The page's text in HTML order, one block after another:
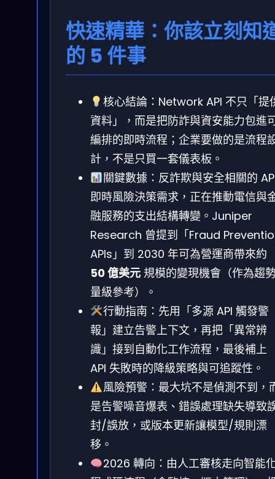
快速精華：你該立刻知
的 5 件事
核心結論：Network API 不只「提
資料」，而是把防詐與資安能力包進
編排的即時流程；企業要做的是流程
計，不是只買一套儀表板。
關鍵數據：反詐欺與安全相關的
即時風險決策需求，正在推動電信與
融服務的支出結構轉變。Juniper
Research 曾提到「Fraud
APIs」到 2030 年可為營運商帶來約
50 億美元 規模的變現機會（作為趨
量級參考）。
行動指南：先用「多源 API 觸發警
報」建立告警上下文，再把「異常辨
識」接到自動化工作流程，最後補上
API 失敗時的降級策略與可追蹤性。
風險預警：最大坑不是偵測不到，
是告警噪音爆表、錯誤處理缺失導致
封/誤放，或版本更新讓模型/規則漂
移。
2026 轉向：由人工審核走向智能